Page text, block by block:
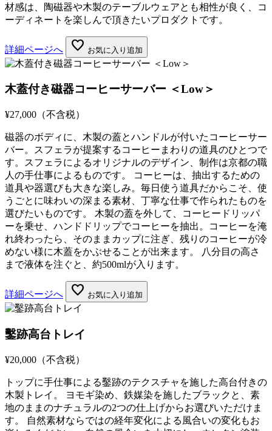
材感は、陶磁器や木製のテーブルウェアとも相性が良く、コ
ーディネートを楽しんで頂きたいプロダクトです。
詳細ページへ favorite お気に入り追加
木蓋付き磁器コーヒーサーバー ＜Low＞
¥27,000 （不含税）
磁器のボディに、木製の蓋とハンドルが付いたコーヒーサー
バー。スフェラが提案するコーヒーまわりの道具のひとつで
す。スフェラによるオリジナルのデザイン、制作は京都の職
人の手仕事によるものです。 コーヒーは、抽出するための
道具や器選びも大きな楽しみ。毎日使う道具だからこそ、使
うごとに味わいの深まる素材、丁寧な仕事で作られたものを
選びたいものです。 木製の蓋を外して、コーヒードリッパ
ーを乗せ、ハンドドリップでコーヒーを抽出。コーヒーを淹
れ終わったら、そのままカップに注ぎ、残りのコーヒーが冷
めない様に木蓋をかぶせることが出来ます。 八分目の高さ
まで液体を注ぐと、約500mlが入ります。
詳細ページへ favorite お気に入り追加
鑿跡高台トレイ
¥20,000 （不含税）
トップに手仕事による鑿跡のテクスチャを施した高台付きの
木製トレイ。 ヨモギ染め、鉄媒染を施したブラックと、素
地のままのナチュラルの2つの仕上げからお選びいただけま
す。 自然素材ならではの経年変化による風合いの変化もお